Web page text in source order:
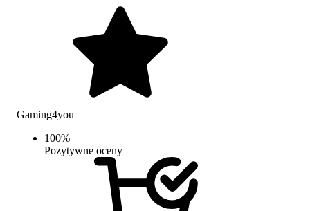
Gaming4you
100%
Pozytywne oceny